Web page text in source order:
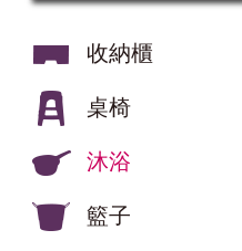
收納櫃
桌椅
沐浴
籃子